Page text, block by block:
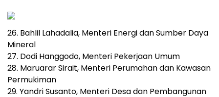
26. Bahlil Lahadalia, Menteri Energi dan Sumber Daya
Mineral
27. Dodi Hanggodo, Menteri Pekerjaan Umum
28. Maruarar Sirait, Menteri Perumahan dan Kawasan
Permukiman
29. Yandri Susanto, Menteri Desa dan Pembangunan